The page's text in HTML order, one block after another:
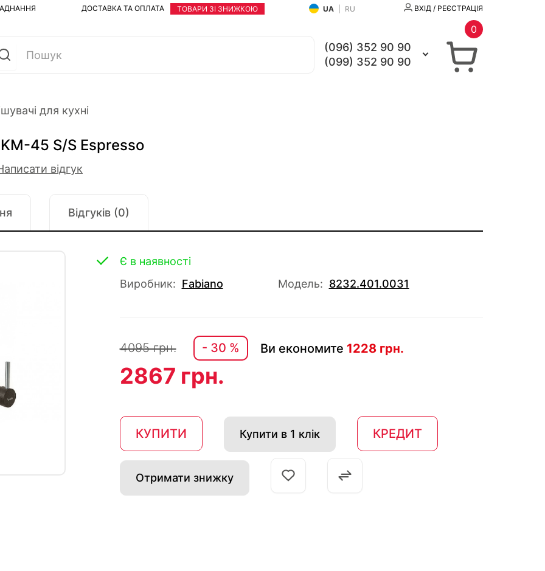
ДОСТАВКА ТА ОПЛАТА ТОВАРИ ЗІ ЗНИЖКОЮ UA RU ВХІД / РЕЄСТРАЦІЯ
(096) 352 90 90
(099) 352 90 90
0
для кухні
45 S/S Espresso
відгук
Відгуків (0)
Є в наявності
Виробник: Fabiano Модель: 8232.401.0031
4095 грн. - 30 % Ви економите 1228 грн.
2867 грн.
КУПИТИ Купити в 1 клік КРЕДИТ
Отримати знижку